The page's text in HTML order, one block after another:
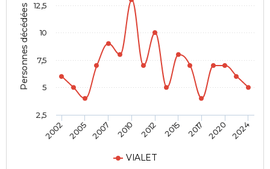
Personnes décédées
VIALET
2002 2005 2007 2010 2012 2015 2017 2020 2024
2,5
5
7,5
10
12,5